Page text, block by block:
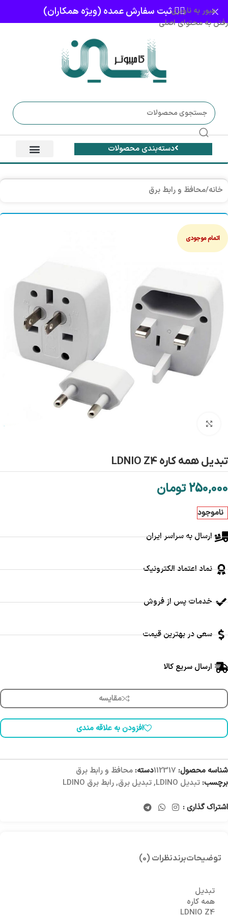
عبور به ناوبری
رفتن به محتوای اصلی
👈🏻 ثبت سفارش عمده (ویژه همکاران)
دسته‌بندی محصولات
خانه/محافظ و رابط برق
اتمام موجودی
تبدیل همه کاره LDNIO Z4
250,000تومان
ناموجود
ارسال به سراسر ایران
نماد اعتماد الکترونیک
خدمات پس از فروش
سعی در بهترین قیمت
ارسال سریع کالا
مقایسه
افزودن به علاقه مندی
شناسه محصول: 112317دسته: محافظ و رابط برق
برچسب: تبدیل LDINO ,تبدیل برق,رابط برق LDINO
اشتراک گذاری :
توضیحاتبرندنظرات (0)
تبدیل
همه کاره
LDNIO Z4